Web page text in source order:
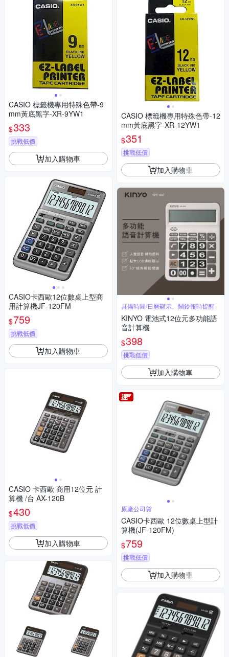
CASIO 標籤機專用特殊色帶-9
mm黃底黑字-XR-9YW1
$333
挑戰低價
加入購物車
CASIO卡西歐12位數桌上型商
用計算機JF-120FM
$759
挑戰低價
加入購物車
CASIO 卡西歐 商用12位元 計
算機 /台 AX-120B
$430
挑戰低價
加入購物車
CASIO 標籤機專用特殊色帶-12
mm黃底黑字-XR-12YW1
$351
挑戰低價
加入購物車
具備時間/日曆顯示、鬧鈴報時提醒
KINYO 電池式12位元多功能語
音計算機
$398
挑戰低價
加入購物車
原廠公司貨
CASIO卡西歐 12位數桌上型計
算機(JF-120FM)
$759
挑戰低價
加入購物車